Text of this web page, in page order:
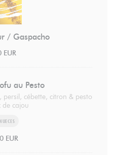
/ Gaspacho
EUR
au Pesto
cébette, citron & pesto
de cajou
NUECES
EUR